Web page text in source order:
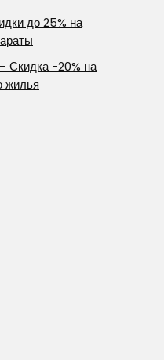
до 25% на
Скидка -20% на
жилья